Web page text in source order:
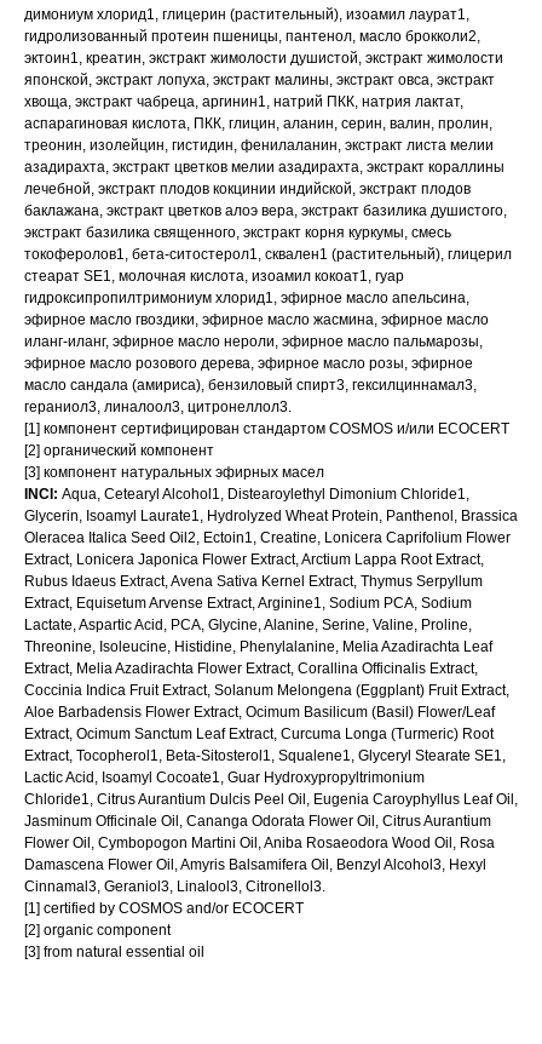
димониум хлорид1, глицерин (растительный), изоамил лаурат1,
гидролизованный протеин пшеницы, пантенол, масло брокколи2,
эктоин1, креатин, экстракт жимолости душистой, экстракт жимолости
японской, экстракт лопуха, экстракт малины, экстракт овса, экстракт
хвоща, экстракт чабреца, аргинин1, натрий ПКК, натрия лактат,
аспарагиновая кислота, ПКК, глицин, аланин, серин, валин, пролин,
треонин, изолейцин, гистидин, фенилаланин, экстракт листа мелии
азадирахта, экстракт цветков мелии азадирахта, экстракт кораллины
лечебной, экстракт плодов кокцинии индийской, экстракт плодов
баклажана, экстракт цветков алоэ вера, экстракт базилика душистого,
экстракт базилика священного, экстракт корня куркумы, смесь
токоферолов1, бета-ситостерол1, сквален1 (растительный), глицерил
стеарат SE1, молочная кислота, изоамил кокоат1, гуар
гидроксипропилтримониум хлорид1, эфирное масло апельсина,
эфирное масло гвоздики, эфирное масло жасмина, эфирное масло
иланг-иланг, эфирное масло нероли, эфирное масло пальмарозы,
эфирное масло розового дерева, эфирное масло розы, эфирное
масло сандала (амириса), бензиловый спирт3, гексилциннамал3,
гераниол3, линалоол3, цитронеллол3.
[1] компонент сертифицирован стандартом COSMOS и/или ECOCERT
[2] органический компонент
[3] компонент натуральных эфирных масел
INCI: Aqua, Cetearyl Alcohol1, Distearoylethyl Dimonium Chloride1,
Glycerin, Isoamyl Laurate1, Hydrolyzed Wheat Protein, Panthenol, Brassica
Oleracea Italica Seed Oil2, Ectoin1, Creatine, Lonicera Caprifolium Flower
Extract, Lonicera Japonica Flower Extract, Arctium Lappa Root Extract,
Rubus Idaeus Extract, Avena Sativa Kernel Extract, Thymus Serpyllum
Extract, Еquisetum Arvense Extract, Arginine1, Sodium PCA, Sodium
Lactate, Aspartic Acid, PCA, Glycine, Alanine, Serine, Valine, Proline,
Threonine, Isoleucine, Histidine, Phenylalanine, Melia Azadirachta Leaf
Extract, Melia Azadirachta Flower Extract, Corallina Officinalis Extract,
Coccinia Indica Fruit Extract, Solanum Melongena (Eggplant) Fruit Extract,
Aloe Barbadensis Flower Extract, Ocimum Basilicum (Basil) Flower/Leaf
Extract, Ocimum Sanctum Leaf Extract, Curcuma Longa (Turmeric) Root
Extract, Tocopherol1, Beta-Sitosterol1, Squalene1, Glyceryl Stearate SE1,
Lactic Acid, Isoamyl Cocoate1, Guar Hydroxypropyltrimonium
Chloride1, Citrus Aurantium Dulcis Peel Oil, Eugenia Caroyphyllus Leaf Oil,
Jasminum Officinale Oil, Cananga Odorata Flower Oil, Citrus Aurantium
Flower Oil, Cymbopogon Martini Oil, Aniba Rosaeodora Wood Oil, Rosa
Damascena Flower Oil, Amyris Balsamifera Oil, Benzyl Alcohol3, Hexyl
Cinnamal3, Geraniol3, Linalool3, Citronellol3.
[1] certified by COSMOS and/or ECOCERT
[2] organic component
[3] from natural essential oil